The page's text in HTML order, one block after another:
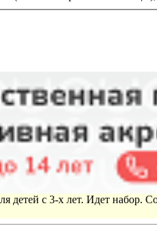
детей с 3-х лет. Идет набор.